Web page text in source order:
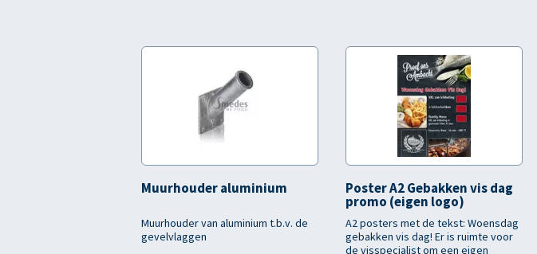
Muurhouder aluminium
Muurhouder van aluminium t.b.v. de
gevelvlaggen
Poster A2 Gebakken vis dag
promo (eigen logo)
A2 posters met de tekst: Woensdag
gebakken vis dag! Er is ruimte voor
de visspecialist om een eigen